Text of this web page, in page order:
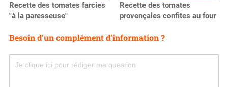
Recette des tomates farcies
"à la paresseuse"
Recette des tomates
provençales confites au four
Besoin d'un complément d'information ?